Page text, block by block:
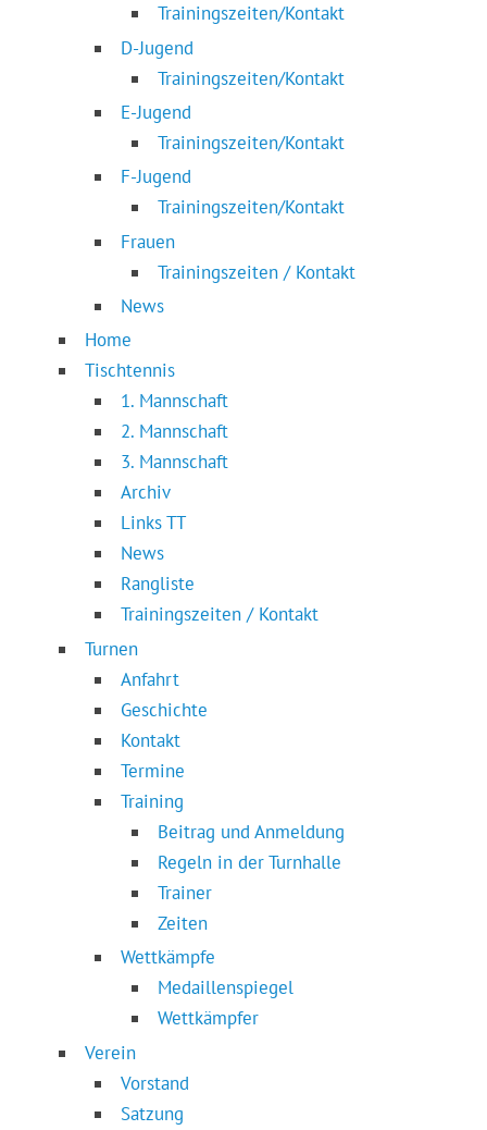
Trainingszeiten/Kontakt
D-Jugend
Trainingszeiten/Kontakt
E-Jugend
Trainingszeiten/Kontakt
F-Jugend
Trainingszeiten/Kontakt
Frauen
Trainingszeiten / Kontakt
News
Home
Tischtennis
1. Mannschaft
2. Mannschaft
3. Mannschaft
Archiv
Links TT
News
Rangliste
Trainingszeiten / Kontakt
Turnen
Anfahrt
Geschichte
Kontakt
Termine
Training
Beitrag und Anmeldung
Regeln in der Turnhalle
Trainer
Zeiten
Wettkämpfe
Medaillenspiegel
Wettkämpfer
Verein
Vorstand
Satzung